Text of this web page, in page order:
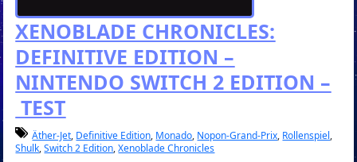
XENOBLADE CHRONICLES:
DEFINITIVE EDITION –
NINTENDO SWITCH 2 EDITION –
TEST
Äther-Jet, Definitive Edition, Monado, Nopon-Grand-Prix, Rollenspiel,
Shulk,Switch 2 Edition,Xenoblade Chronicles